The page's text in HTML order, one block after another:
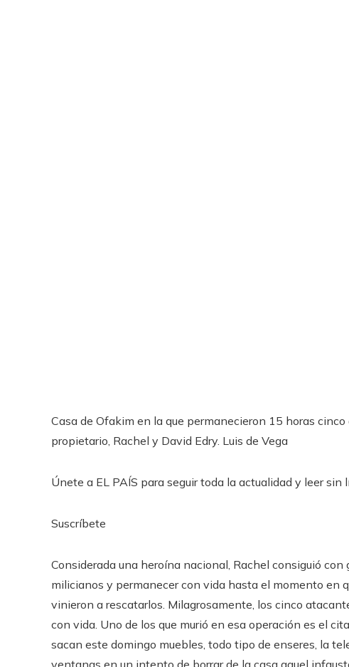
Casa de Ofakim en la que permanecieron 15 horas
propietario, Rachel y David Edry. Luis de Vega
Únete a EL PAÍS para seguir toda la actualidad y leer sin
Suscríbete
Considerada una heroína nacional, Rachel consiguió
milicianos y permanecer con vida hasta el momento en
vinieron a rescatarlos. Milagrosamente, los cinco
con vida. Uno de los que murió en esa operación es el
sacan este domingo muebles, todo tipo de enseres, la